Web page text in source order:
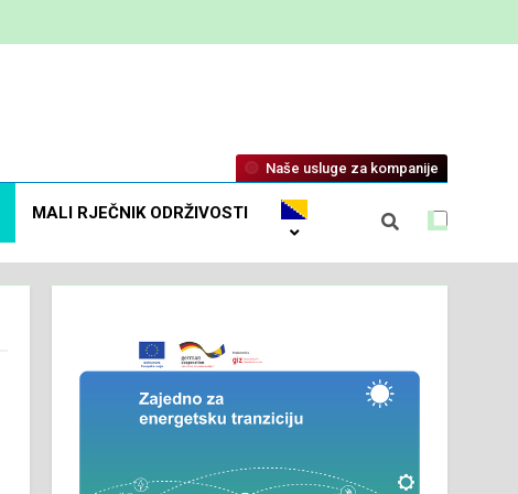
MALI RJEČNIK ODRŽIVOSTI
Naše usluge za kompanije